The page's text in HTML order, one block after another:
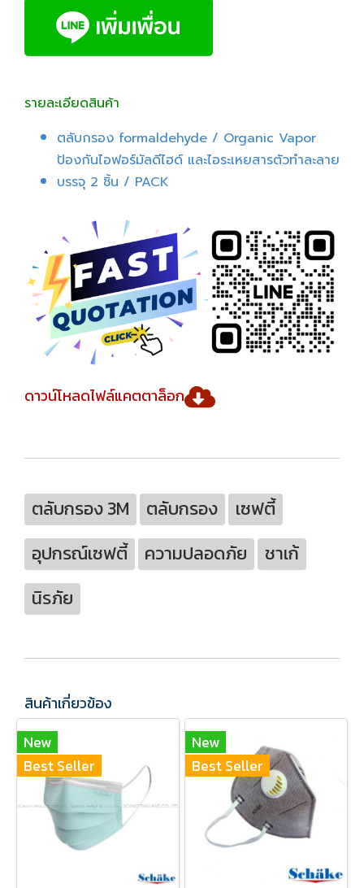
รายละเอียดสินค้า
ตลับกรอง formaldehyde / Organic Vapor
ป้องกันไอฟอร์มัลดีไฮด์ และไอระเหยสารตัวทำละลาย
บรรจุ 2 ชิ้น / PACK
ดาวน์โหลดไฟล์แคตตาล็อก
ตลับกรอง 3M ตลับกรอง
เซฟตี้
อุปกรณ์เซฟตี้
ความปลอดภัย
ชาเก้
นิรภัย
สินค้าเกี่ยวข้อง
New
Best Seller
New
Best Seller